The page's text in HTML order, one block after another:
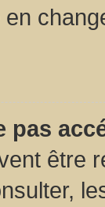
pas
être